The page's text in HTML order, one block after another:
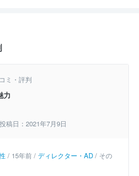
ミ・評判
力
稿日：2021年7月9日
/ 15年前 / ディレクター・AD / その